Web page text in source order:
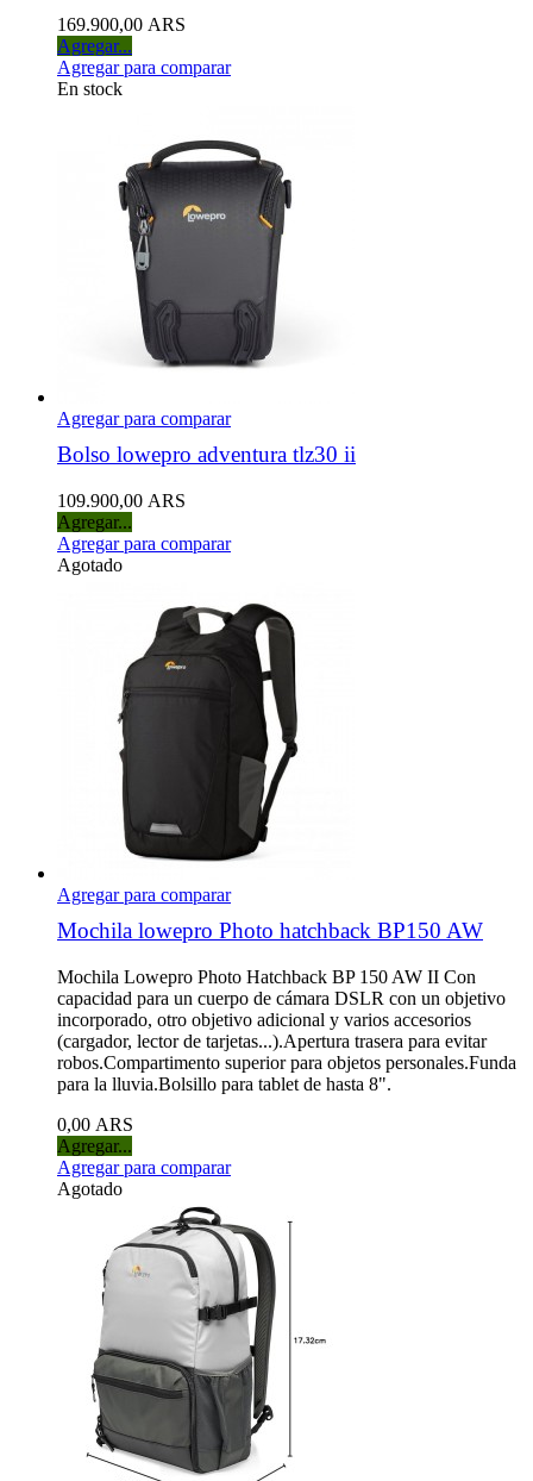
169.900,00 ARS
Agregar...
Agregar para comparar
En stock
Agregar para comparar
Bolso lowepro adventura tlz30 ii
109.900,00 ARS
Agregar...
Agregar para comparar
Agotado
Agregar para comparar
Mochila lowepro Photo hatchback BP150 AW
Mochila Lowepro Photo Hatchback BP 150 AW II Con
capacidad para un cuerpo de cámara DSLR con un objetivo
incorporado, otro objetivo adicional y varios accesorios
(cargador, lector de tarjetas...).Apertura trasera para evitar
robos.Compartimento superior para objetos personales.Funda
para la lluvia.Bolsillo para tablet de hasta 8".
0,00 ARS
Agregar...
Agregar para comparar
Agotado